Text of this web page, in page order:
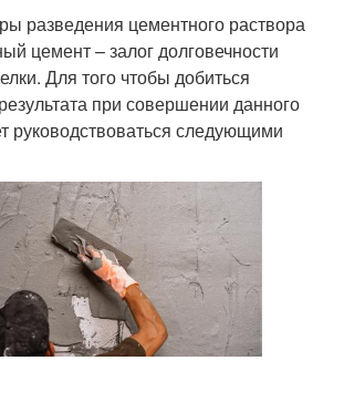
разведения цементного раствора
цемент – залог долговечности
Для того чтобы добиться
при совершении данного
руководствоваться следующими